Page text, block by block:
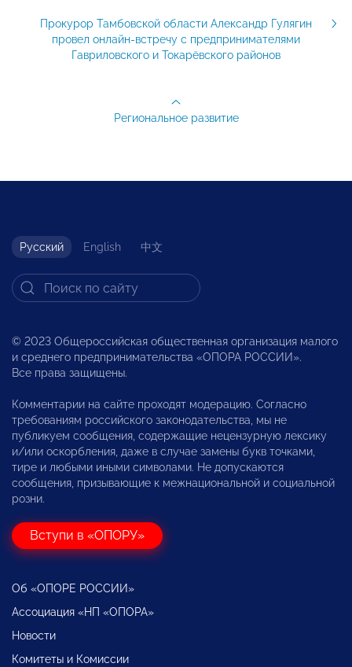
Прокурор Тамбовской области Александр Гулягин
провел онлайн-встречу с предпринимателями
Гавриловского и Токарёвского районов
Региональное развитие
Русский English 中文
© 2023 Общероссийская общественная организация малого
и среднего предпринимательства «ОПОРА РОССИИ».
Все права защищены.
Комментарии на сайте проходят модерацию. Согласно
требованиям российского законодательства, мы не
публикуем сообщения, содержащие нецензурную лексику
и/или оскорбления, даже в случае замены букв точками,
тире и любыми иными символами. Не допускаются
сообщения, призывающие к межнациональной и социальной
розни.
Вступи в «ОПОРУ»
Об «ОПОРЕ РОССИИ»
Ассоциация «НП «ОПОРА»
Новости
Комитеты и Комиссии